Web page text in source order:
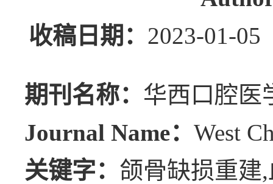
收稿日期： 2023-
期刊名称： 华西口腔医
Journal Name： West
关键字： 颌骨缺损重建